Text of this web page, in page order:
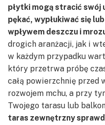
płytki mogą stracić swój
pękać, wypłukiwać się
wpływem deszczu i
drogich aranżacji, jak i
w każdym przypadku
który przetrwa próbę
całą powierzchnię przed
rozwojem mchu, a przy
Twojego tarasu lub
taras zewnętrzny